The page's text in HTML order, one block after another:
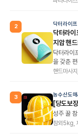
2 닥터라이프
닥터라이
지압 핸드
닥터라이
을 갖춘
핸드마사
3 농수산도
[당도보
성주 꿀
참외5kg,